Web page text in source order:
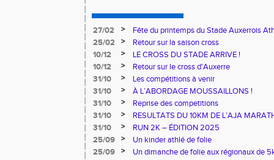
27/02 >
Fête du printemps du Stade Auxerrois
25/02
>
Retour sur la saison cross
10/12
>
LE CROSS DU STADE ARRIVE !
10/12
>
Retour sur le cross d'Auxerre
31/10
>
Les compétitions à venir
31/10
>
À L’ABORDAGE MOUSSAILLONS !
31/10
>
Reprise des competitions
31/10
>
RESULTATS DU 10KM DE L’AJA
31/10
>
RUN 2K – ÉDITION 2025
25/09
>
Un kinder athlé de folie
25/09
>
Un dimanche de folie aux régionaux de